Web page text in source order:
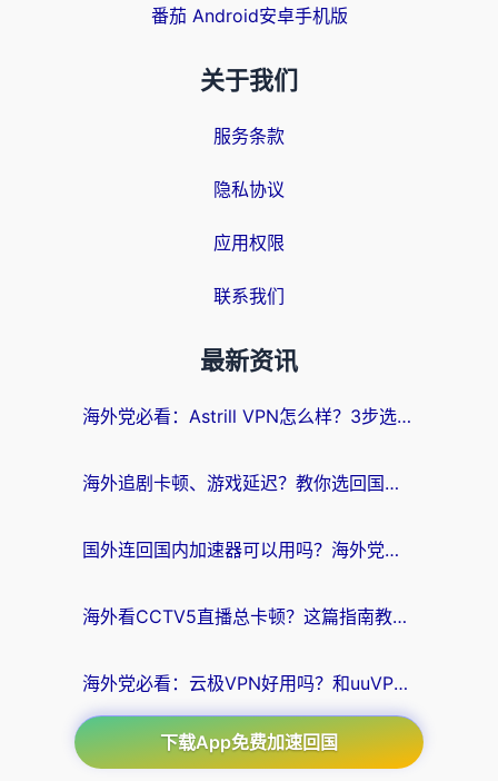
番茄 Android安卓手机版
关于我们
服务条款
隐私协议
应用权限
联系我们
最新资讯
海外党必看：Astrill VPN怎么样？3步选对回国加速器实现无缝刷剧玩游戏
海外追剧卡顿、游戏延迟？教你选回国加速器，附免费加速器试用一小时福利
国外连回国内加速器可以用吗？海外党亲测实用指南，解决追剧游戏卡顿难题
海外看CCTV5直播总卡顿？这篇指南教你选对回国加速器，无缝刷国内资源
海外党必看：云极VPN好用吗？和uuVPN对比哪个回国效果更好？附真实体验+避坑指南
下载App免费加速回国